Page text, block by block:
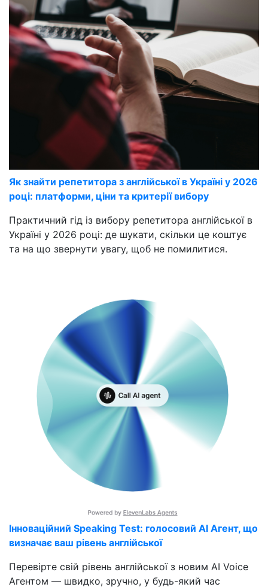
Як знайти репетитора з англійської в Україні у 2026
році: платформи, ціни та критерії вибору
Практичний гід із вибору репетитора англійської в
Україні у 2026 році: де шукати, скільки це коштує
та на що звернути увагу, щоб не помилитися.
Інноваційний Speaking Test: голосовий AI Агент, що
визначає ваш рівень англійської
Перевірте свій рівень англійської з новим AI Voice
Агентом — швидко, зручно, у будь-який час